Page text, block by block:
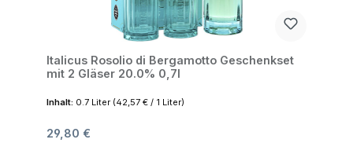
Italicus Rosolio di Bergamotto Geschenkset
mit 2 Gläser 20.0% 0,7l
Inhalt: 0.7 Liter (42,57 € / 1 Liter)
Regulärer Preis:
29,80 €